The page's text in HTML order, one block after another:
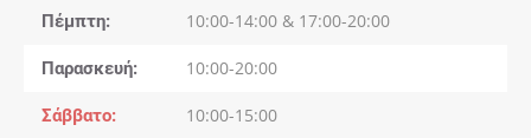
Πέμπτη 10:00-14:00 & 17:00-20:00
Παρασκευή 10:00-20:00
Σάββατο 10:00-15:00